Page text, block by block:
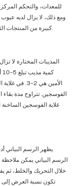
للمعدات، والتحكم
ومع ذلك، لا يزال لديه
كبيرة من المنتجات الثانوية مثل اليوريا، والخطوات المتعددة لاستعادة الفوسجين.
المذيبات المختارة لا
يظهر الرسم البياني
الرسم البياني يمكن
خلال التحريك والخلط، ثم
تكون نسبة العرض إلى